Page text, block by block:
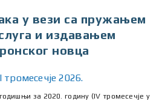
у вези са пружањем
и издавањем
новца
I тромесечје 2026.
за 2020. годину (IV тромесечје у